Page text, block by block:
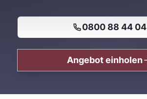
0800 88 44 04
Angebot einholen